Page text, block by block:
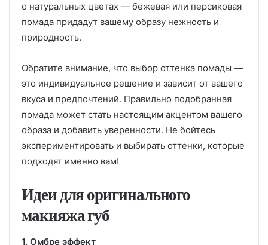
о натуральных цветах — бежевая или персиковая
помада придадут вашему образу нежность и
природность.
Обратите внимание, что выбор оттенка помады —
это индивидуальное решение и зависит от вашего
вкуса и предпочтений. Правильно подобранная
помада может стать настоящим акцентом вашего
образа и добавить уверенности. Не бойтесь
экспериментировать и выбирать оттенки, которые
подходят именно вам!
Идеи для оригинального
макияжа губ
1. Омбре эффект